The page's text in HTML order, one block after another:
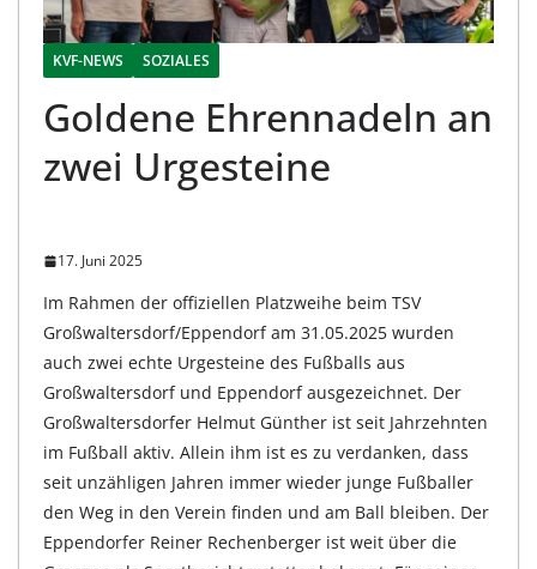
KVF-NEWS SOZIALES
Goldene Ehrennadeln an
zwei Urgesteine
17. Juni 2025
Im Rahmen der offiziellen Platzweihe beim TSV
Großwaltersdorf/Eppendorf am 31.05.2025 wurden
auch zwei echte Urgesteine des Fußballs aus
Großwaltersdorf und Eppendorf ausgezeichnet. Der
Großwaltersdorfer Helmut Günther ist seit Jahrzehnten
im Fußball aktiv. Allein ihm ist es zu verdanken, dass
seit unzähligen Jahren immer wieder junge Fußballer
den Weg in den Verein finden und am Ball bleiben. Der
Eppendorfer Reiner Rechenberger ist weit über die